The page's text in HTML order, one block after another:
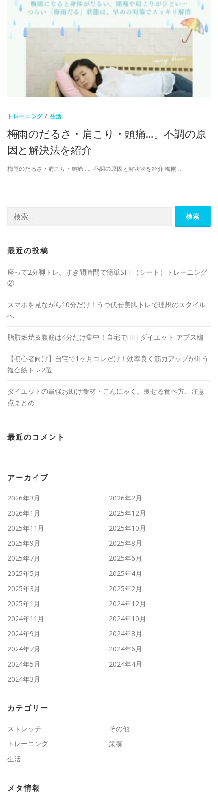
トレーニング / 生活
梅雨のだるさ・肩こり・頭痛…。不調の原
因と解決法を紹介
梅雨のだるさ・肩こり・頭痛…。不調の原因と解決法を紹介 梅雨 …
最近の投稿
座って2分脚トレ。すき間時間で簡単SIIT（シート）トレーニング
②
スマホを見ながら10分だけ！うつ伏せ美脚トレで理想のスタイル
へ
脂肪燃焼＆腹筋は4分だけ集中！自宅でHIITダイエット アブス編
【初心者向け】自宅で1ヶ月コレだけ！効率良く筋力アップが叶う
複合筋トレ2選
ダイエットの最強お助け食材・こんにゃく。痩せる食べ方、注意
点まとめ
最近のコメント
アーカイブ
2026年3月
2026年2月
2026年1月
2025年12月
2025年11月
2025年10月
2025年9月
2025年8月
2025年7月
2025年6月
2025年5月
2025年4月
2025年3月
2025年2月
2025年1月
2024年12月
2024年11月
2024年10月
2024年9月
2024年8月
2024年7月
2024年6月
2024年5月
2024年4月
2024年3月
カテゴリー
ストレッチ
その他
トレーニング
栄養
生活
メタ情報